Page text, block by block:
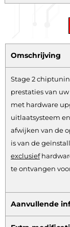
Omschrijving
Stage 2
prestaties van
met hardware
uitlaatsysteem
afwijken van de
is van de
exclusief
te ontvangen
Aanvullende